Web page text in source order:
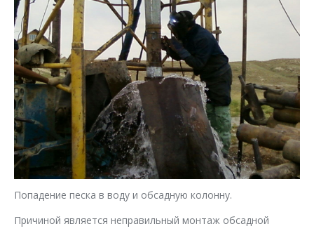
Попадение песка в воду и обсадную колонну.
Причиной является неправильный монтаж обсадной